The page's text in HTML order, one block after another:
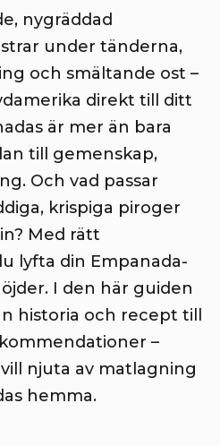
nygräddad
under tänderna,
och smältande ost –
direkt till ditt
är mer än bara
till gemenskap,
Och vad passar
krispiga piroger
Med rätt
lyfta din Empanada-
I den här guiden
historia och recept till
–
njuta av matlagning
hemma.